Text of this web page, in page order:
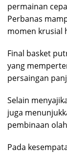
permainan
Perbanas
momen krusial
Final basket
yang
persaingan
Selain
juga
pembinaan
Pada